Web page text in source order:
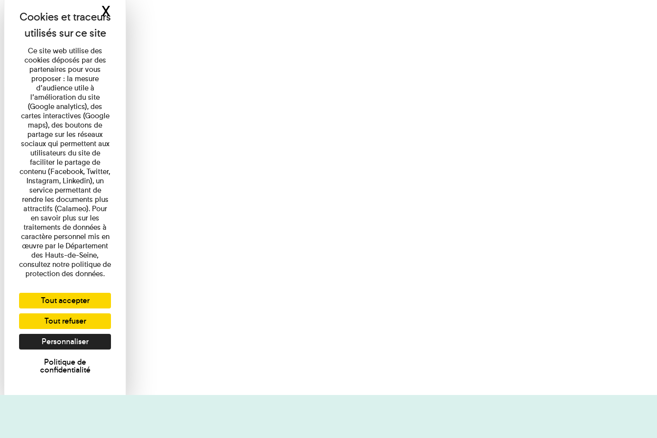
Ce site web utilise des
cookies déposés par des
partenaires pour vous
proposer : la mesure
d’audience utile à
l’amélioration du site
(Google analytics), des
cartes interactives (Google
maps), des boutons de
partage sur les réseaux
sociaux qui permettent aux
utilisateurs du site de
faciliter le partage de
contenu (Facebook, Twitter,
Instagram, Linkedin), un
service permettant de
rendre les documents plus
attractifs (Calameo). Pour
en savoir plus sur les
traitements de données à
caractère personnel mis en
œuvre par le Département
des Hauts-de-Seine,
consultez notre politique de
protection des données.
Tout accepter
Tout refuser
Personnaliser
Politique de
confidentialité
XMasquer le bandeau des cookies